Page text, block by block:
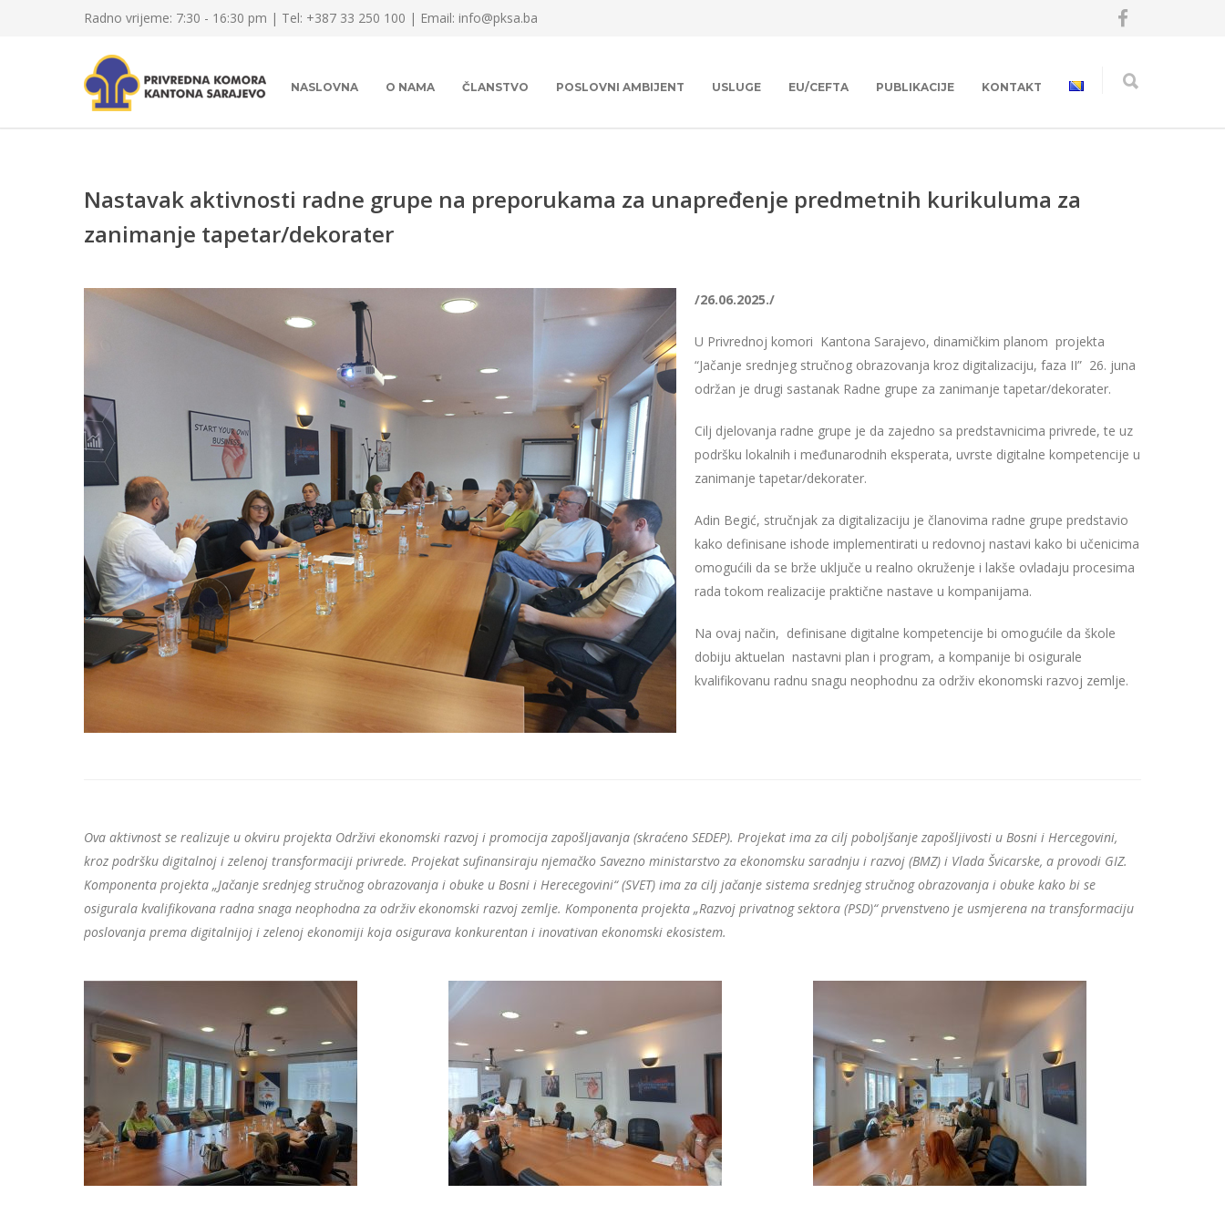
Radno vrijeme: 7:30 - 16:30 pm | Tel: +387 33 250 100 | Email: info@pksa.ba
NASLOVNA O NAMA ČLANSTVO POSLOVNI AMBIJENT USLUGE EU/CEFTA PUBLIKACIJE KONTAKT
Nastavak aktivnosti radne grupe na preporukama za unapređenje predmetnih kurikuluma za
zanimanje tapetar/dekorater
/26.06.2025./
U Privrednoj komori Kantona Sarajevo, dinamičkim planom projekta
“Jačanje srednjeg stručnog obrazovanja kroz digitalizaciju, faza II” 26. juna
održan je drugi sastanak Radne grupe za zanimanje tapetar/dekorater.
Cilj djelovanja radne grupe je da zajedno sa predstavnicima privrede, te uz
podršku lokalnih i međunarodnih eksperata, uvrste digitalne kompetencije u
zanimanje tapetar/dekorater.
Adin Begić, stručnjak za digitalizaciju je članovima radne grupe predstavio
kako definisane ishode implementirati u redovnoj nastavi kako bi učenicima
omogućili da se brže uključe u realno okruženje i lakše ovladaju procesima
rada tokom realizacije praktične nastave u kompanijama.
Na ovaj način, definisane digitalne kompetencije bi omogućile da škole
dobiju aktuelan nastavni plan i program, a kompanije bi osigurale
kvalifikovanu radnu snagu neophodnu za održiv ekonomski razvoj zemlje.
Ova aktivnost se realizuje u okviru projekta Održivi ekonomski razvoj i promocija zapošljavanja (skraćeno SEDEP). Projekat ima za cilj poboljšanje zapošljivosti u Bosni i Hercegovini,
kroz podršku digitalnoj i zelenoj transformaciji privrede. Projekat sufinansiraju njemačko Savezno ministarstvo za ekonomsku saradnju i razvoj (BMZ) i Vlada Švicarske, a provodi GIZ.
Komponenta projekta „Jačanje srednjeg stručnog obrazovanja i obuke u Bosni i Herecegovini“ (SVET) ima za cilj jačanje sistema srednjeg stručnog obrazovanja i obuke kako bi se
osigurala kvalifikovana radna snaga neophodna za održiv ekonomski razvoj zemlje. Komponenta projekta „Razvoj privatnog sektora (PSD)“ prvenstveno je usmjerena na transformaciju
poslovanja prema digitalnijoj i zelenoj ekonomiji koja osigurava konkurentan i inovativan ekonomski ekosistem.